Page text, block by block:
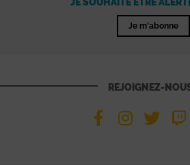
Je m'abonne
REJOIGNEZ-